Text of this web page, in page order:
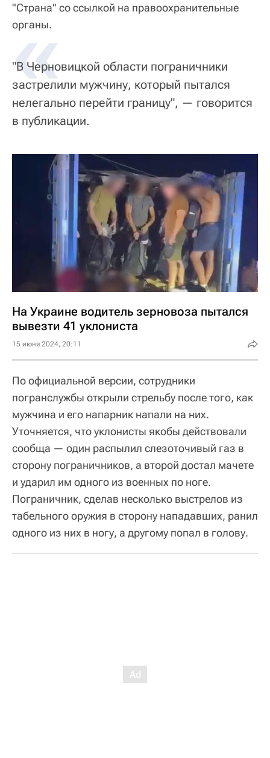
"Страна" со ссылкой на правоохранительные
органы.
«
"В Черновицкой области пограничники
застрелили мужчину, который пытался
нелегально перейти границу", — говорится
в публикации.
На Украине водитель зерновоза пытался
вывезти 41 уклониста
15 июня 2024, 20:11
По официальной версии, сотрудники
погранслужбы открыли стрельбу после того, как
мужчина и его напарник напали на них.
Уточняется, что уклонисты якобы действовали
сообща — один распылил слезоточивый газ в
сторону пограничников, а второй достал мачете
и ударил им одного из военных по ноге.
Пограничник, сделав несколько выстрелов из
табельного оружия в сторону нападавших, ранил
одного из них в ногу, а другому попал в голову.